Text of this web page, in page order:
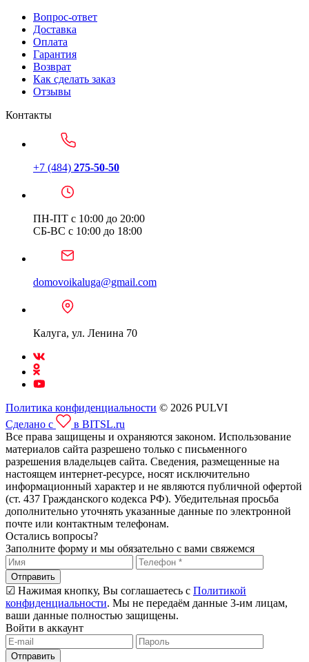
Вопрос-ответ
Доставка
Оплата
Гарантия
Возврат
Как сделать заказ
Отзывы
Контакты
+7 (484) 275-50-50
ПН-ПТ с 10:00 до 20:00
СБ-ВС с 10:00 до 18:00
domovoikaluga@gmail.com
Калуга, ул. Ленина 70
Политика конфиденциальности © 2026 PULVI
Сделано с
в BITSL.ru
Все права защищены и охраняются законом. Использование
материалов сайта разрешено только с письменного
разрешения владельцев сайта. Сведения, размещенные на
настоящем интернет-ресурсе, носят исключительно
информационный характер и не являются публичной офертой
(ст. 437 Гражданского кодекса РФ). Убедительная просьба
дополнительно уточнять указанные данные по электронной
почте или контактным телефонам.
Остались вопросы?
Заполните форму и мы обязательно с вами свяжемся
Отправить
☑ Нажимая кнопку, Вы соглашаетесь с Политикой
конфиденциальности. Мы не передаём данные 3-им лицам,
ваши данные полностью защищены.
Войти в аккаунт
Отправить